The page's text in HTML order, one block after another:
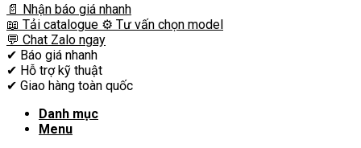
📄 Nhận báo giá nhanh
📖 Tải catalogue ⚙️ Tư vấn chọn model
💬 Chat Zalo ngay
✔ Báo giá nhanh
✔ Hỗ trợ kỹ thuật
✔ Giao hàng toàn quốc
Danh mục
Menu